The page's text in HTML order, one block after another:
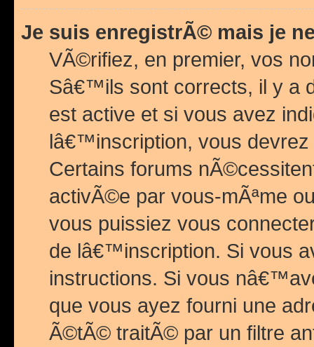
Je suis enregistrÃ© mais je
VÃ©rifiez, en premier, vos
Sâ€™ils sont corrects, il y a
est active et si vous avez
lâ€™inscription, vous
Certains forums
activÃ©e par vous-mÃªme
vous puissiez vous
de lâ€™inscription. Si vous
instructions. Si vous
que vous ayez fourni une
Ã©tÃ© traitÃ© par un filtre